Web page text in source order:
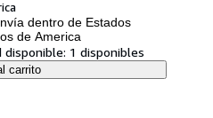
dentro de Estados
de America
disponible: 1 disponibles
carrito